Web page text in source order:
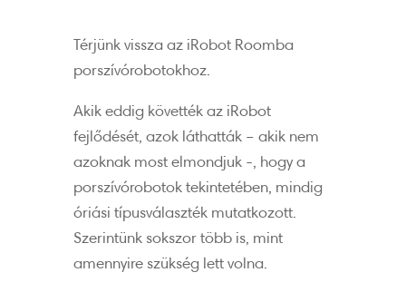
Térjünk vissza az iRobot Roomba
porszívórobotokhoz.
Akik eddig követték az iRobot
fejlődését, azok láthatták – akik nem
azoknak most elmondjuk -, hogy a
porszívórobotok tekintetében, mindig
óriási típusválaszték mutatkozott.
Szerintünk sokszor több is, mint
amennyire szükség lett volna.